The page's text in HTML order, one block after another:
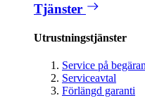
Tjänster
Utrustningstjänster
Service på
Serviceavtal
Förlängd garanti